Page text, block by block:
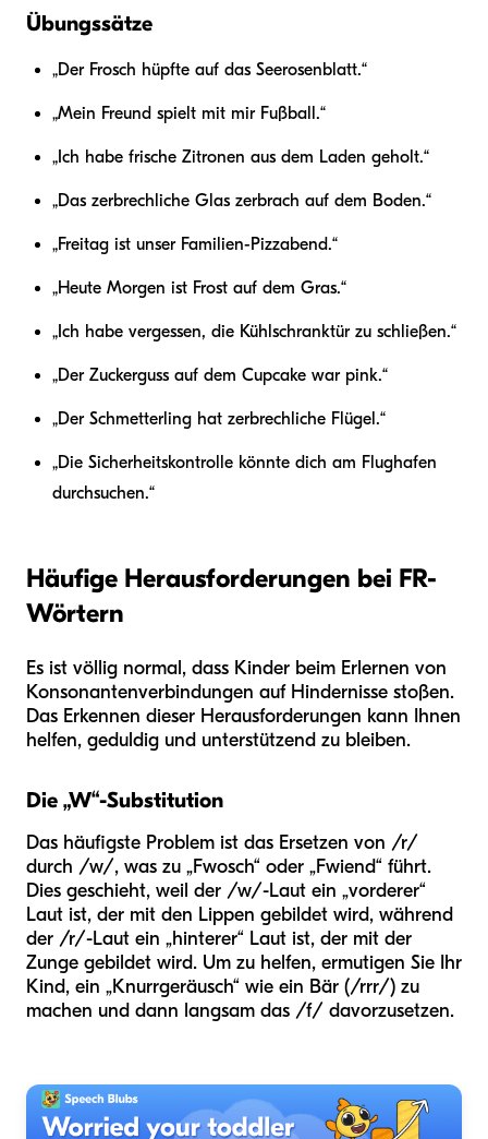
Übungssätze
„Der Frosch hüpfte auf das Seerosenblatt.“
„Mein Freund spielt mit mir Fußball.“
„Ich habe frische Zitronen aus dem Laden geholt.“
„Das zerbrechliche Glas zerbrach auf dem Boden.“
„Freitag ist unser Familien-Pizzabend.“
„Heute Morgen ist Frost auf dem Gras.“
„Ich habe vergessen, die Kühlschranktür zu schließen.“
„Der Zuckerguss auf dem Cupcake war pink.“
„Der Schmetterling hat zerbrechliche Flügel.“
„Die Sicherheitskontrolle könnte dich am Flughafen
durchsuchen.“
Häufige Herausforderungen bei FR-
Wörtern
Es ist völlig normal, dass Kinder beim Erlernen von
Konsonantenverbindungen auf Hindernisse stoßen.
Das Erkennen dieser Herausforderungen kann Ihnen
helfen, geduldig und unterstützend zu bleiben.
Die „W“-Substitution
Das häufigste Problem ist das Ersetzen von /r/
durch /w/, was zu „Fwosch“ oder „Fwiend“ führt.
Dies geschieht, weil der /w/-Laut ein „vorderer“
Laut ist, der mit den Lippen gebildet wird, während
der /r/-Laut ein „hinterer“ Laut ist, der mit der
Zunge gebildet wird. Um zu helfen, ermutigen Sie Ihr
Kind, ein „Knurrgeräusch“ wie ein Bär (/rrr/) zu
machen und dann langsam das /f/ davorzusetzen.